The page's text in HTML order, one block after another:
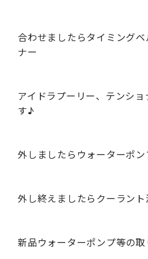
合わせましたらタイミング
ナー
アイドラプーリー、テンシ
す♪
外しましたらウォーターポ
外し終えましたらクーラン
新品ウォーターポンプ等の